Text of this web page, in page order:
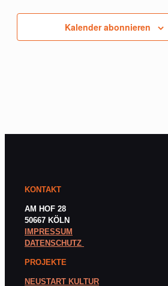
Kalender abonnieren
KONTAKT
AM HOF 28
50667 KÖLN
IMPRESSUM
DATENSCHUTZ
PROJEKTE
NEUSTART KULTUR